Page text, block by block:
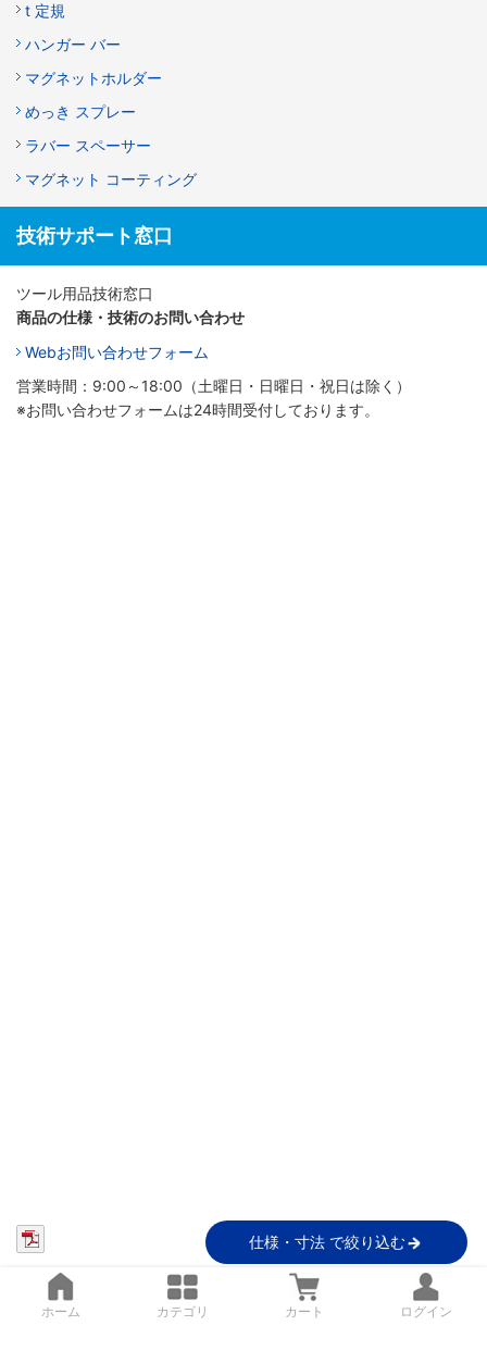
t 定規
ハンガー バー
マグネットホルダー
めっき スプレー
ラバー スペーサー
マグネット コーティング
技術サポート窓口
ツール用品技術窓口
商品の仕様・技術のお問い合わせ
Webお問い合わせフォーム
営業時間：9:00～18:00（土曜日・日曜日・祝日は除く）
※お問い合わせフォームは24時間受付しております。
仕様・寸法 で絞り込む
ホーム カテゴリ カート ログイン